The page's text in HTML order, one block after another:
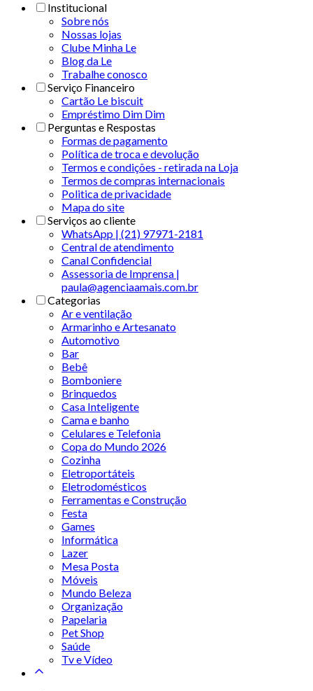
Institucional
Sobre nós
Nossas lojas
Clube Minha Le
Blog da Le
Trabalhe conosco
Serviço Financeiro
Cartão Le biscuit
Empréstimo Dim Dim
Perguntas e Respostas
Formas de pagamento
Política de troca e devolução
Termos e condições - retirada na Loja
Termos de compras internacionais
Politica de privacidade
Mapa do site
Serviços ao cliente
WhatsApp | (21) 97971-2181
Central de atendimento
Canal Confidencial
Assessoria de Imprensa |
paula@agenciaamais.com.br
Categorias
Ar e ventilação
Armarinho e Artesanato
Automotivo
Bar
Bebê
Bomboniere
Brinquedos
Casa Inteligente
Cama e banho
Celulares e Telefonia
Copa do Mundo 2026
Cozinha
Eletroportáteis
Eletrodomésticos
Ferramentas e Construção
Festa
Games
Informática
Lazer
Mesa Posta
Móveis
Mundo Beleza
Organização
Papelaria
Pet Shop
Saúde
Tv e Vídeo